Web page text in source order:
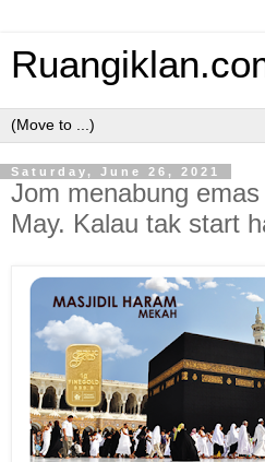
Saturday, June 26, 2021
Jom menabung
May. Kalau tak start